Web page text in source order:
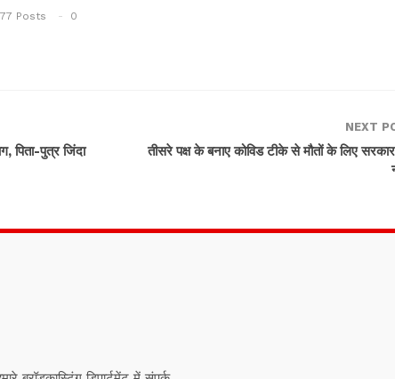
Posts 0
पिता-पुत्र जिंदा
NEXT
तीसरे पक्ष के बनाए कोविड टीके से मौतों के लिए सरकार